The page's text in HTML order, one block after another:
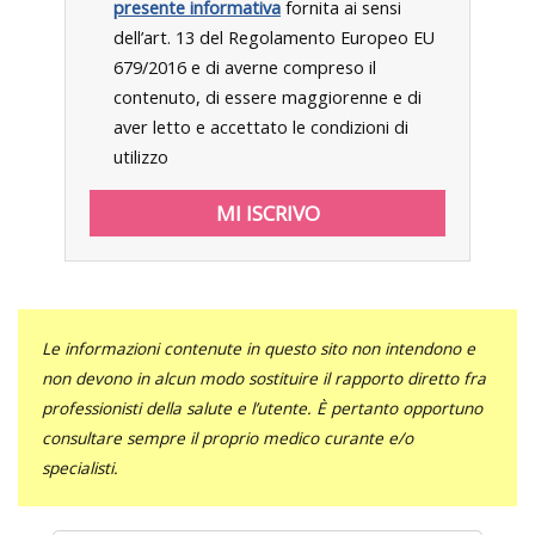
presente informativa fornita ai sensi
dell’art. 13 del Regolamento Europeo EU
679/2016 e di averne compreso il
contenuto, di essere maggiorenne e di
aver letto e accettato le condizioni di
utilizzo
Le informazioni contenute in questo sito non intendono e
non devono in alcun modo sostituire il rapporto diretto fra
professionisti della salute e l’utente. È pertanto opportuno
consultare sempre il proprio medico curante e/o
specialisti.